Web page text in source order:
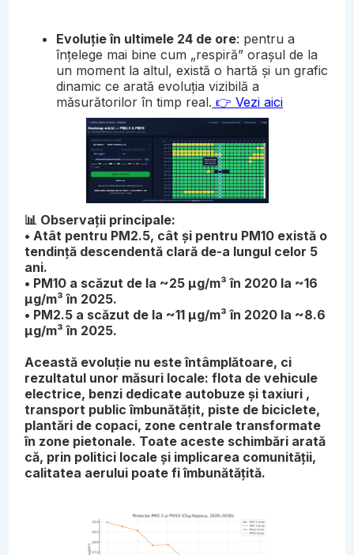
Evoluție în ultimele 24 de ore: pentru a
înțelege mai bine cum „respiră” orașul de la
un moment la altul, există o hartă și un grafic
dinamic ce arată evoluția vizibilă a
măsurătorilor în timp real. 👉 Vezi aici
📊 Observații principale:
• Atât pentru PM2.5, cât și pentru PM10 există o
tendință descendentă clară de-a lungul celor 5
ani.
• PM10 a scăzut de la ~25 µg/m³ în 2020 la ~16
µg/m³ în 2025.
• PM2.5 a scăzut de la ~11 µg/m³ în 2020 la ~8.6
µg/m³ în 2025.
Această evoluție nu este întâmplătoare, ci
rezultatul unor măsuri locale: flota de vehicule
electrice, benzi dedicate autobuze și taxiuri ,
transport public îmbunătățit, piste de biciclete,
plantări de copaci, zone centrale transformate
în zone pietonale. Toate aceste schimbări arată
că, prin politici locale și implicarea comunității,
calitatea aerului poate fi îmbunătățită.